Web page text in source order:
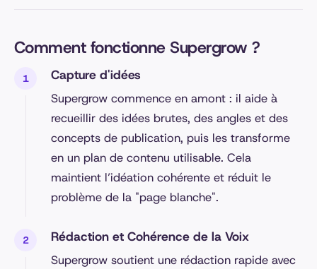
Comment fonctionne Supergrow ?
Capture d'idées
Supergrow commence en amont : il aide à
recueillir des idées brutes, des angles et des
concepts de publication, puis les transforme
en un plan de contenu utilisable. Cela
maintient l’idéation cohérente et réduit le
problème de la "page blanche".
Rédaction et Cohérence de la Voix
Supergrow soutient une rédaction rapide avec